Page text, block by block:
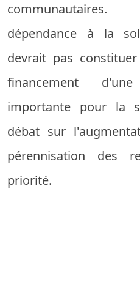
dépendance à la
devrait pas
financement
importante pour la
débat sur
pérennisation des
priorité.